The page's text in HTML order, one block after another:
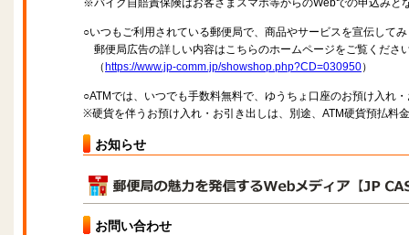
※バイク自賠責保険はお客さまスマホ等からのWebでの申込みと
○いつもご利用されている郵便局で、商品やサービスを宣伝して
郵便局広告の詳しい内容はこちらのホームページをご覧くださ
（ https://www.jp-comm.jp/showshop.php?CD=030950）
○ATMでは、いつでも手数料無料で、ゆうちょ口座のお預け入れ
※硬貨を伴うお預け入れ・お引き出しは、別途、ATM硬貨預払料
お知らせ
お問い合わせ